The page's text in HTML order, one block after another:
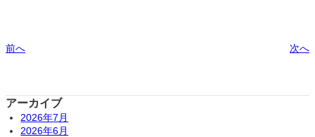
前へ 次へ
アーカイブ
2026年7月
2026年6月